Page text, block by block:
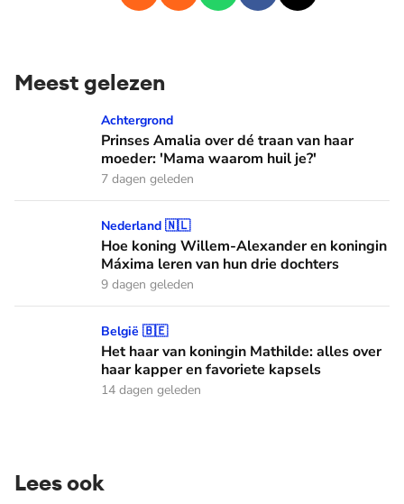
Meest gelezen
Prinses Amalia over dé traan van haar moeder: 'Mama
Achtergrond
Prinses Amalia over dé traan van haar
moeder: 'Mama waarom huil je?'
7 dagen geleden
Hoe koning Willem-Alexander en koningin Máxima leren
Nederland 🇳🇱
Hoe koning Willem-Alexander en koningin
Máxima leren van hun drie dochters
9 dagen geleden
Het haar van koningin Mathilde: alles over haar kapper en
België 🇧🇪
Het haar van koningin Mathilde: alles over
haar kapper en favoriete kapsels
14 dagen geleden
Lees ook